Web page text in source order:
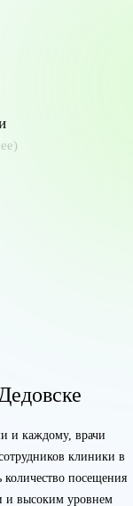
и каждому, врачи
клиники в
посещения
и высоким уровнем